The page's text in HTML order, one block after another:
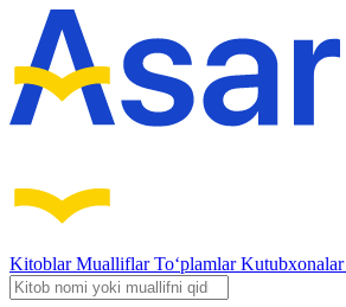
KitoblarMualliflarTo‘plamlarKutubxonalar